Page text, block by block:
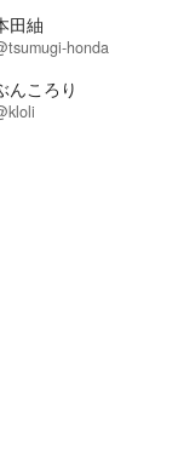
田紬
honda
んころり